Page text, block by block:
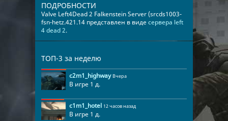
ПОДРОБНОСТИ
Valve Left4Dead 2 Falkenstein Server (srcds1003-
fsn-hetz.421.14 представлен в видесервера left
4 dead 2.
ТОП-3 за неделю
c2m1_highway Вчера
В игре 1 д.
c1m1_hotel 12 часов назад
В игре 1 д.